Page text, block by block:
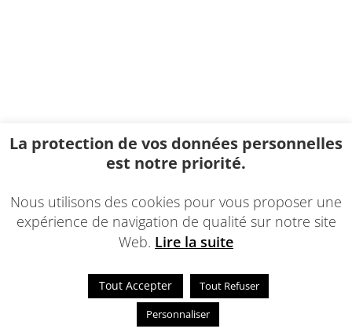
La protection de vos données personnelles
est notre priorité.
Nous utilisons des cookies pour vous proposer une
expérience de navigation de qualité sur notre site
Web. Lire la suite
Tout Accepter
Tout Refuser
Personnaliser